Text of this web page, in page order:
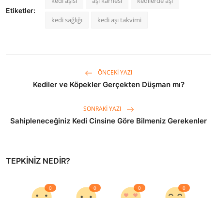
Etiketler:
kedi sağlığı kedi aşı takvimi
ÖNCEKI YAZI
Kediler ve Köpekler Gerçekten Düşman mı?
SONRAKI YAZI
Sahipleneceğiniz Kedi Cinsine Göre Bilmeniz Gerekenler
TEPKINIZ NEDIR?
0 0 0 0